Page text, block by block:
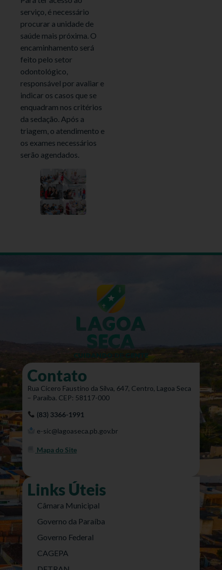
serviço, é necessário
procurar a unidade de
saúde mais próxima. O
encaminhamento será
feito pelo setor
odontológico,
responsável por avaliar e
indicar os casos que se
enquadram nos critérios
da sedação. Após a
triagem, o atendimento e
os exames necessários
serão agendados.
Contato
Rua Cícero Faustino da Silva, 647, Centro, Lagoa Seca
– Paraíba. CEP: 58117-000
(83) 3366-1991
e-sic@lagoaseca.pb.gov.br
Mapa do Site
Links Úteis
Câmara Municipal
Governo da Paraíba
Governo Federal
CAGEPA